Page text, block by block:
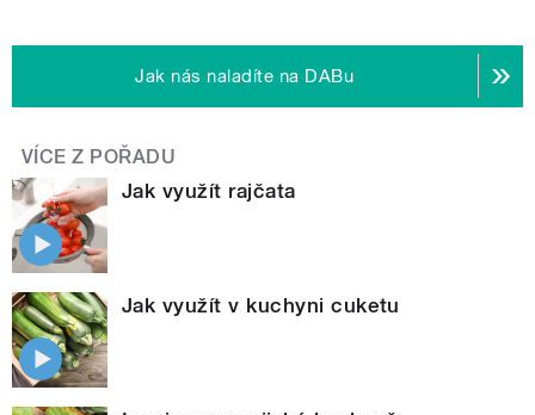
Jak nás naladíte na DABu
VÍCE Z POŘADU
Jak využít rajčata
Jak využít v kuchyni cuketu